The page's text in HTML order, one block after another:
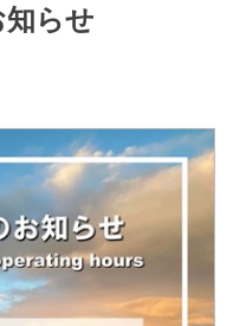
知らせ